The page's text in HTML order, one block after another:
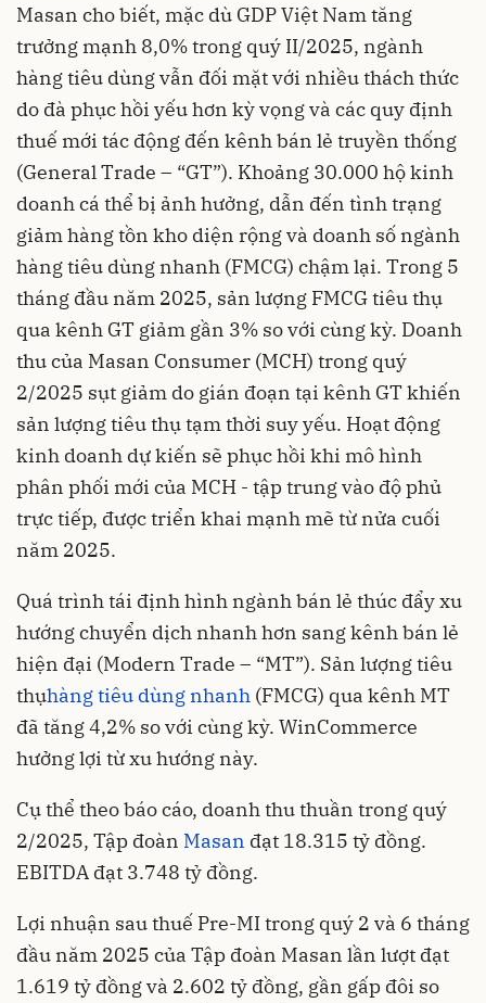
Masan cho biết, mặc dù GDP Việt Nam tăng
trưởng mạnh 8,0% trong quý II/2025, ngành
hàng tiêu dùng vẫn đối mặt với nhiều thách thức
do đà phục hồi yếu hơn kỳ vọng và các quy định
thuế mới tác động đến kênh bán lẻ truyền thống
(General Trade – “GT”). Khoảng 30.000 hộ kinh
doanh cá thể bị ảnh hưởng, dẫn đến tình trạng
giảm hàng tồn kho diện rộng và doanh số ngành
hàng tiêu dùng nhanh (FMCG) chậm lại. Trong 5
tháng đầu năm 2025, sản lượng FMCG tiêu thụ
qua kênh GT giảm gần 3% so với cùng kỳ. Doanh
thu của Masan Consumer (MCH) trong quý
2/2025 sụt giảm do gián đoạn tại kênh GT khiến
sản lượng tiêu thụ tạm thời suy yếu. Hoạt động
kinh doanh dự kiến sẽ phục hồi khi mô hình
phân phối mới của MCH - tập trung vào độ phủ
trực tiếp, được triển khai mạnh mẽ từ nửa cuối
năm 2025.
Quá trình tái định hình ngành bán lẻ thúc đẩy xu
hướng chuyển dịch nhanh hơn sang kênh bán lẻ
hiện đại (Modern Trade – “MT”). Sản lượng tiêu
thụhàng tiêu dùng nhanh (FMCG) qua kênh MT
đã tăng 4,2% so với cùng kỳ. WinCommerce
hưởng lợi từ xu hướng này.
Cụ thể theo báo cáo, doanh thu thuần trong quý
2/2025, Tập đoàn Masan đạt 18.315 tỷ đồng.
EBITDA đạt 3.748 tỷ đồng.
Lợi nhuận sau thuế Pre-MI trong quý 2 và 6 tháng
đầu năm 2025 của Tập đoàn Masan lần lượt đạt
1.619 tỷ đồng và 2.602 tỷ đồng, gần gấp đôi so